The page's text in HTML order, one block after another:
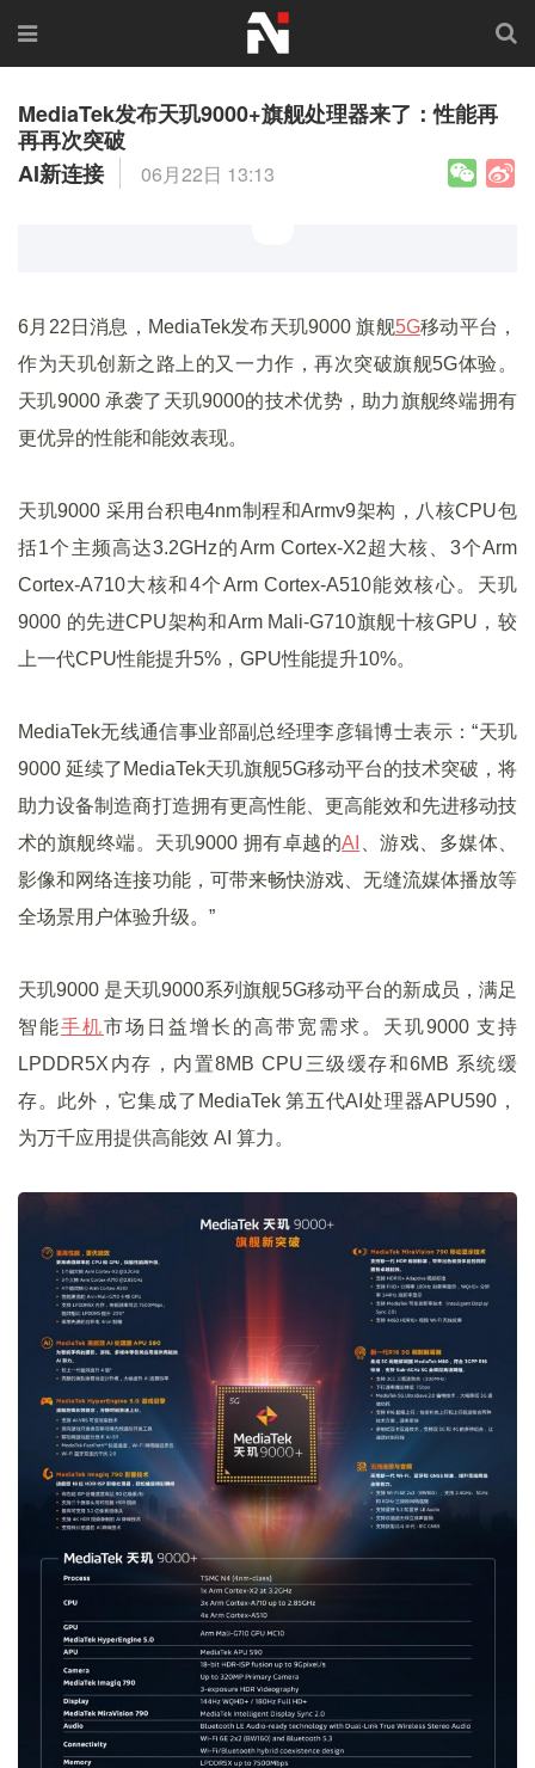
MediaTek发布天玑9000+旗舰处理器来了：性能再
再再次突破
AI新连接
06月22日 13:13
6月22日消息，MediaTek发布天玑9000 旗舰5G移动平台，
作为天玑创新之路上的又一力作，再次突破旗舰5G体验。
天玑9000 承袭了天玑9000的技术优势，助力旗舰终端拥有
更优异的性能和能效表现。
天玑9000 采用台积电4nm制程和Armv9架构，八核CPU包
括1个主频高达3.2GHz的Arm Cortex-X2超大核、3个Arm
Cortex-A710大核和4个Arm Cortex-A510能效核心。天玑
9000 的先进CPU架构和Arm Mali-G710旗舰十核GPU，较
上一代CPU性能提升5%，GPU性能提升10%。
MediaTek无线通信事业部副总经理李彦辑博士表示：“天玑
9000 延续了MediaTek天玑旗舰5G移动平台的技术突破，将
助力设备制造商打造拥有更高性能、更高能效和先进移动技
术的旗舰终端。天玑9000 拥有卓越的AI
、游戏、多媒体、
影像和网络连接功能，可带来畅快游戏、无缝流媒体播放等
全场景用户体验升级。”
天玑9000 是天玑9000系列旗舰5G移动平台的新成员，满足
智能手机市场日益增长的高带宽需求。天玑9000 支持
LPDDR5X内存，内置8MB CPU三级缓存和6MB 系统缓
存。此外，它集成了MediaTek 第五代AI处理器APU590，
为万千应用提供高能效 AI 算力。